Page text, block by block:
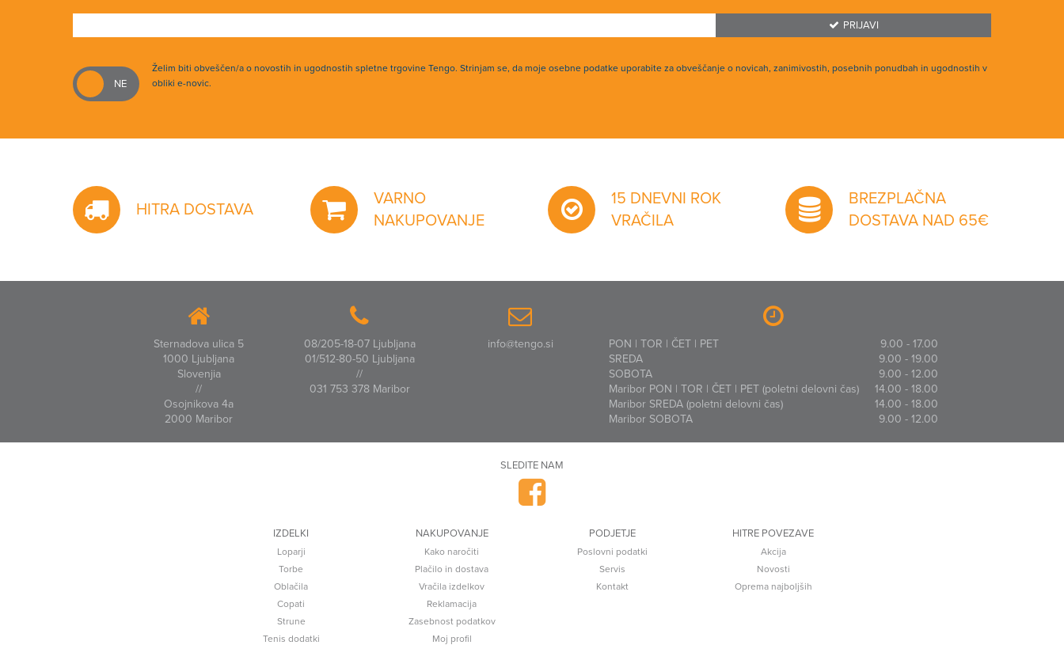
PRIJAVI
Želim biti obveščen/a o novostih in ugodnostih spletne trgovine Tengo. Strinjam se, da moje osebne podatke uporabite za obveščanje o novicah, zanimivostih, posebnih ponudbah in ugodnostih v
obliki e-novic.
HITRA DOSTAVA
VARNO
NAKUPOVANJE
15 DNEVNI ROK
VRAČILA
BREZPLAČNA
DOSTAVA NAD 65€
Sternadova ulica 5
1000 Ljubljana
Slovenjia
//
Osojnikova 4a
2000 Maribor
08/205-18-07 Ljubljana
01/512-80-50 Ljubljana
//
031 753 378 Maribor
info@tengo.si PON | TOR | ČET | PET
9.00 - 17.00
SREDA
9.00 - 19.00
SOBOTA
9.00 - 12.00
Maribor PON | TOR | ČET | PET (poletni delovni čas)
14.00 - 18.00
Maribor SREDA (poletni delovni čas)
14.00 - 18.00
Maribor SOBOTA
9.00 - 12.00
SLEDITE NAM
IZDELKI
Loparji
Torbe
Oblačila
Copati
Strune
Tenis dodatki
NAKUPOVANJE
Kako naročiti
Plačilo in dostava
Vračila izdelkov
Reklamacija
Zasebnost podatkov
Moj profil
PODJETJE
Poslovni podatki
Servis
Kontakt
HITRE POVEZAVE
Akcija
Novosti
Oprema najboljših